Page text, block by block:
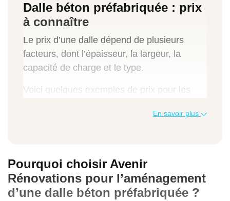
Dalle béton préfabriquée : prix
à connaître
Le prix d’une dalle dépend de plusieurs
facteurs, dont l’épaisseur, la largeur, la
capacité de charge et le type.
Voici quelques exemples de prix pour les
Épaisseur 25 cm × portée 120 cm : 40
euros
En savoir plus
Pourquoi choisir Avenir
Rénovations pour l’aménagement
d’une dalle béton préfabriquée ?